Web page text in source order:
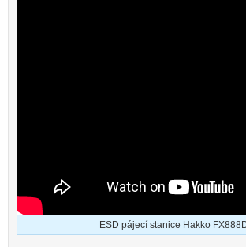
ESD pájecí stanice Hakko